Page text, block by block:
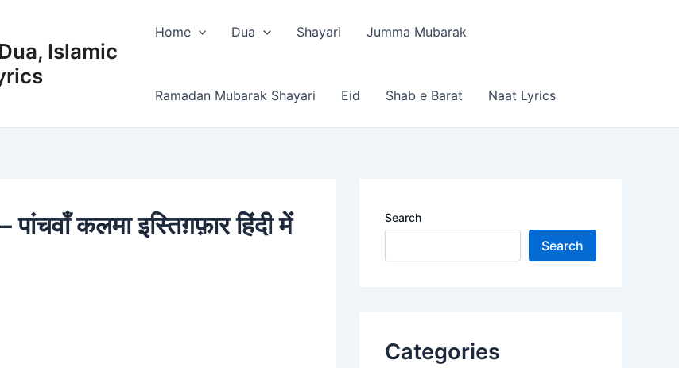
Islamic
Home Dua Shayari Jumma Mubarak
Ramadan Mubarak Shayari Eid Shab e Barat Naat Lyrics
कलमा इस्तिग़फ़ार हिंदी में Search
Search
Categories